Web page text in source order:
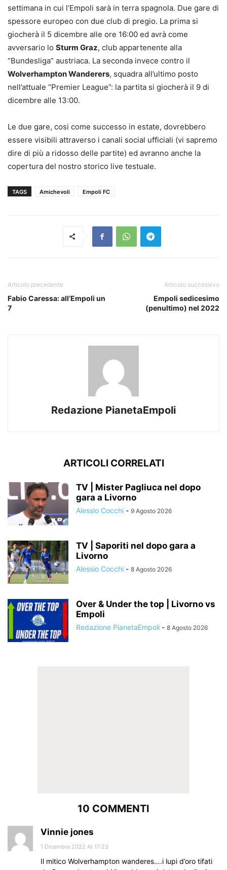
settimana in cui l’Empoli sarà in terra spagnola. Due gare di
spessore europeo con due club di pregio. La prima si
giocherà il 5 dicembre alle ore 16:00 ed avrà come
avversario lo Sturm Graz, club appartenente alla
“Bundesliga” austriaca. La seconda invece contro il
Wolverhampton Wanderers, squadra all’ultimo posto
nell’attuale “Premier League”: la partita si giocherà il 9 di
dicembre alle 13:00.
Le due gare, cosi come successo in estate, dovrebbero
essere visibili attraverso i canali social ufficiali (vi sapremo
dire di più a ridosso delle partite) ed avranno anche la
copertura del nostro storico live testuale.
TAGS Amichevoli Empoli FC
Articolo precedente
Fabio Caressa: all’Empoli un
7
Articolo successivo
Empoli sedicesimo
(penultimo) nel 2022
Redazione PianetaEmpoli
ARTICOLI CORRELATI
TV | Mister Pagliuca nel dopo
gara a Livorno
Alessio Cocchi - 9 Agosto 2026
TV | Saporiti nel dopo gara a
Livorno
Alessio Cocchi - 8 Agosto 2026
Over & Under the top | Livorno vs
Empoli
Redazione PianetaEmpoli - 8 Agosto 2026
10 COMMENTI
Vinnie jones
1 Dicembre 2022 At 17:23
Il mitico Wolverhampton wanderes….i lupi d’oro tifati